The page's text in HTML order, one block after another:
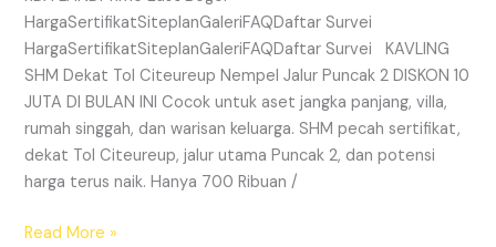
HargaSertifikatSiteplanGaleriFAQDaftar Survei
HargaSertifikatSiteplanGaleriFAQDaftar Survei KAVLING
SHM Dekat Tol Citeureup Nempel Jalur Puncak 2 DISKON 10
JUTA DI BULAN INI Cocok untuk aset jangka panjang, villa,
rumah singgah, dan warisan keluarga. SHM pecah sertifikat,
dekat Tol Citeureup, jalur utama Puncak 2, dan potensi
harga terus naik. Hanya 700 Ribuan /
Read More »